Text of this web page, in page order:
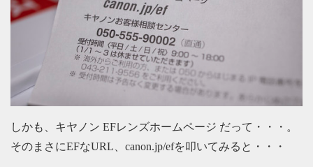
しかも、キヤノン EFレンズホームページ だって・・・。
そのまさにEFなURL、canon.jp/efを叩いてみると・・・